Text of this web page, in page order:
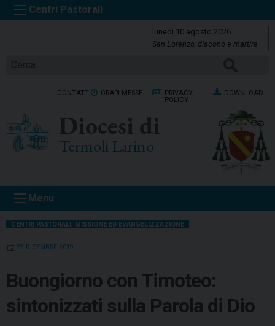
k
t
lunedì 10 agosto 2026
San Lorenzo, diacono e martire
CONTATTI ORARI MESSE
PRIVACY
POLICY
DOWNLOAD
Diocesi di
Termoli Larino
Menu
CENTRI PASTORALI, MISSIONE ED EVANGELIZZAZIONE
23 DICEMBRE 2019
Buongiorno con Timoteo:
sintonizzati sulla Parola di Dio